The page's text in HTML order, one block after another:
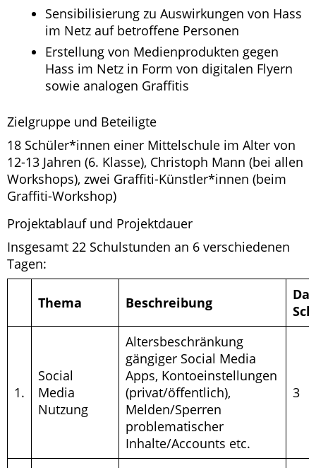
Sensibilisierung zu Auswirkungen von Hass
im Netz auf betroffene Personen
Erstellung von Medienprodukten gegen
Hass im Netz in Form von digitalen Flyern
sowie analogen Graffitis
Zielgruppe und Beteiligte
18 Schüler*innen einer Mittelschule im Alter von
12-13 Jahren (6. Klasse), Christoph Mann (bei allen
Workshops), zwei Graffiti-Künstler*innen (beim
Graffiti-Workshop)
Projektablauf und Projektdauer
Insgesamt 22 Schulstunden an 6 verschiedenen
Tagen:
Thema Beschreibung
1.
Social
Media
Nutzung
Altersbeschränkung
gängiger Social Media
Apps, Kontoeinstellungen
(privat/öffentlich),
Melden/Sperren
problematischer
Inhalte/Accounts etc.
3